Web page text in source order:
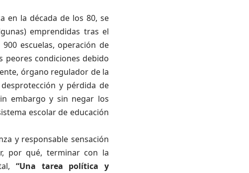
en la década de los 80, se
emprendidas tras el
escuelas, operación de
peores condiciones debido
órgano regulador de la
y pérdida de
embargo y sin negar los
escolar de educación
y responsable sensación
por qué, terminar con la
“Una tarea política y